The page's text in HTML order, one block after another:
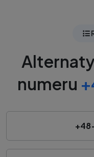
numeru